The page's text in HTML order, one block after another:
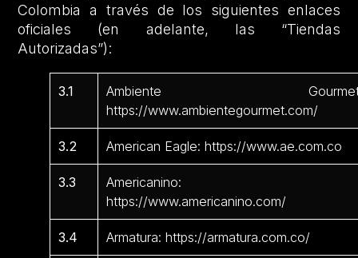
Colombia a través de los siguientes enlaces
oficiales (en adelante, las “Tiendas
Autorizadas”):
3.1
Ambiente
https://www.ambientegourmet.com/
3.2 American Eagle: https://www.ae.com.co
3.3
Americanino:
https://www.americanino.com/
3.4 Armatura: https://armatura.com.co/